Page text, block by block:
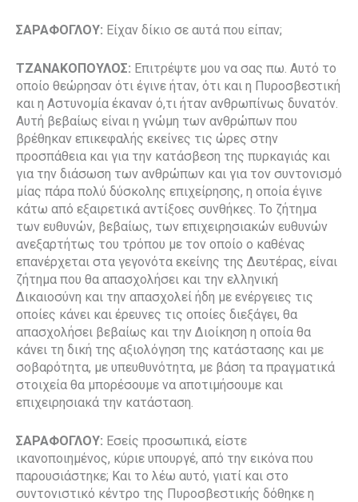
ΣΑΡΑΦΟΓΛΟΥ: Είχαν δίκιο σε αυτά που είπαν;
ΤΖΑΝΑΚΟΠΟΥΛΟΣ: Επιτρέψτε μου να σας πω. Αυτό το
οποίο θεώρησαν ότι έγινε ήταν, ότι και η Πυροσβεστική
και η Αστυνομία έκαναν ό,τι ήταν ανθρωπίνως δυνατόν.
Αυτή βεβαίως είναι η γνώμη των ανθρώπων που
βρέθηκαν επικεφαλής εκείνες τις ώρες στην
προσπάθεια και για την κατάσβεση της πυρκαγιάς και
για την διάσωση των ανθρώπων και για τον συντονισμό
μίας πάρα πολύ δύσκολης επιχείρησης, η οποία έγινε
κάτω από εξαιρετικά αντίξοες συνθήκες. Το ζήτημα
των ευθυνών, βεβαίως, των επιχειρησιακών ευθυνών
ανεξαρτήτως του τρόπου με τον οποίο ο καθένας
επανέρχεται στα γεγονότα εκείνης της Δευτέρας, είναι
ζήτημα που θα απασχολήσει και την ελληνική
Δικαιοσύνη και την απασχολεί ήδη με ενέργειες τις
οποίες κάνει και έρευνες τις οποίες διεξάγει, θα
απασχολήσει βεβαίως και την Διοίκηση η οποία θα
κάνει τη δική της αξιολόγηση της κατάστασης και με
σοβαρότητα, με υπευθυνότητα, με βάση τα πραγματικά
στοιχεία θα μπορέσουμε να αποτιμήσουμε και
επιχειρησιακά την κατάσταση.
ΣΑΡΑΦΟΓΛΟΥ: Εσείς προσωπικά, είστε
ικανοποιημένος, κύριε υπουργέ, από την εικόνα που
παρουσιάστηκε; Και το λέω αυτό, γιατί και στο
συντονιστικό κέντρο της Πυροσβεστικής δόθηκε η